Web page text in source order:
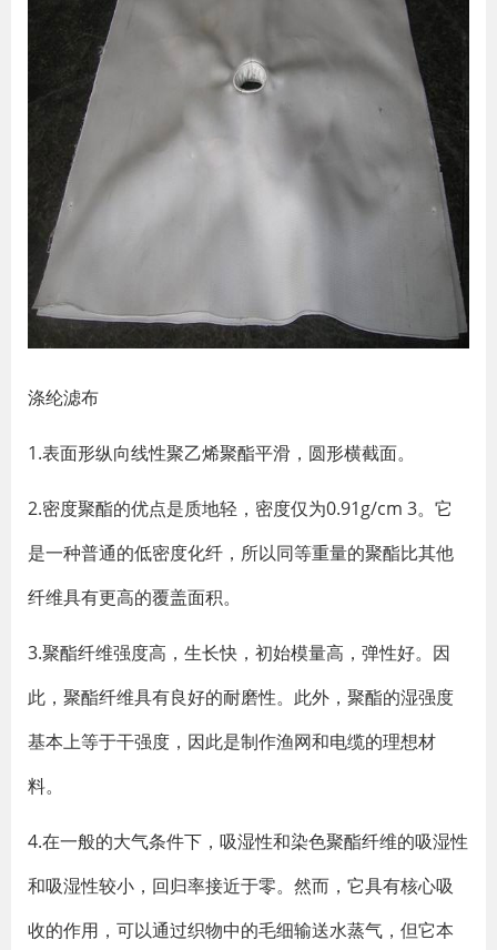
涤纶滤布
1.表面形纵向线性聚乙烯聚酯平滑，圆形横截面。
2.密度聚酯的优点是质地轻，密度仅为0.91g/cm 3。它
是一种普通的低密度化纤，所以同等重量的聚酯比其他
纤维具有更高的覆盖面积。
3.聚酯纤维强度高，生长快，初始模量高，弹性好。因
此，聚酯纤维具有良好的耐磨性。此外，聚酯的湿强度
基本上等于干强度，因此是制作渔网和电缆的理想材
料。
4.在一般的大气条件下，吸湿性和染色聚酯纤维的吸湿性
和吸湿性较小，回归率接近于零。然而，它具有核心吸
收的作用，可以通过织物中的毛细输送水蒸气，但它本